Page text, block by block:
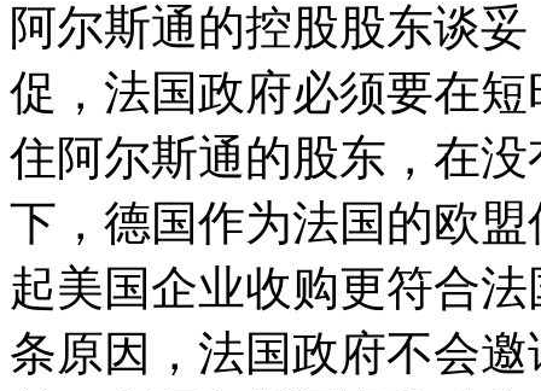
阿尔斯通的控股股东谈
促，法国政府必须要在
住阿尔斯通的股东，在
下，德国作为法国的欧
起美国企业收购更符合
条原因，法国政府不会